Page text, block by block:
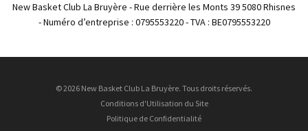
New Basket Club La Bruyère - Rue derrière les Monts 39 5080 Rhisnes
- Numéro d’entreprise : 0795553220 - TVA : BE0795553220
© 2026 New Basket Club La Bruyère. Tous droits réservés.
Conditions d'Utilisation du Site
Politique de Confidentialité